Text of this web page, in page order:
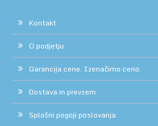
Kontakt
O podjetju
Garancija cene. Izenačimo ceno.
Dostava in prevzem
Splošni pogoji poslovanja